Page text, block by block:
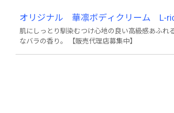
オリジナル 華凛ボディクリーム L-
肌にしっとり馴染むつけ心地の良い高級感あふれ
なバラの香り。 【販売代理店募集中】